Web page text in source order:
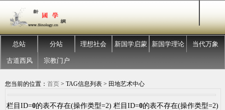
总站 分站 理想社会 新国学启蒙 新国学理论 当代万象
古道西风 宗教门户
您当前的位置： 首页 > TAG信息列表 > 田地艺术中心
栏目ID=0的表不存在(操作类型=2) 栏目ID=0的表不存在(操作类型=2)